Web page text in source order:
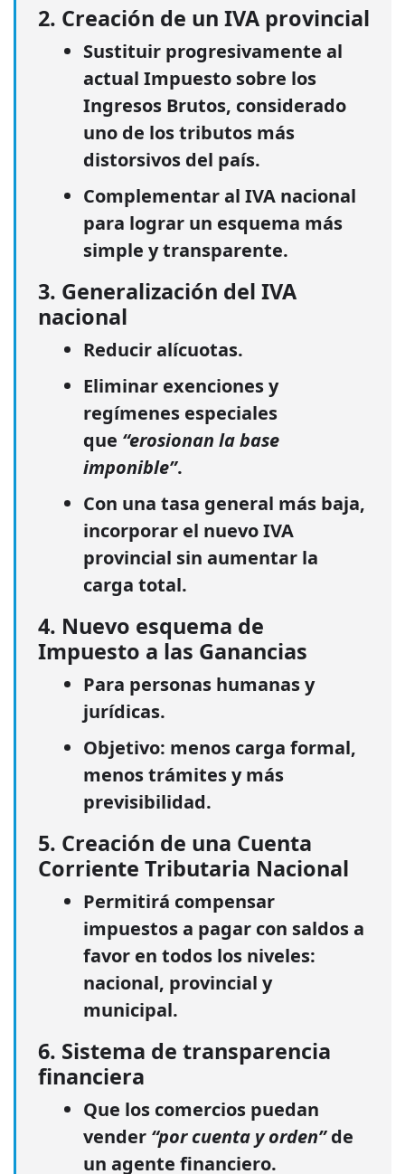
2. Creación de un IVA provincial
Sustituir progresivamente al
actual Impuesto sobre los
Ingresos Brutos, considerado
uno de los tributos más
distorsivos del país.
Complementar al IVA nacional
para lograr un esquema más
simple y transparente.
3. Generalización del IVA
nacional
Reducir alícuotas.
Eliminar exenciones y
regímenes especiales
que “erosionan la base
imponible”.
Con una tasa general más baja,
incorporar el nuevo IVA
provincial sin aumentar la
carga total.
4. Nuevo esquema de
Impuesto a las Ganancias
Para personas humanas y
jurídicas.
Objetivo: menos carga formal,
menos trámites y más
previsibilidad.
5. Creación de una Cuenta
Corriente Tributaria Nacional
Permitirá compensar
impuestosa pagar con saldos a
favor en todos los niveles:
nacional, provincial y
municipal.
6. Sistema de transparencia
financiera
Que los comercios puedan
vender “por cuenta y orden”de
un agente financiero.